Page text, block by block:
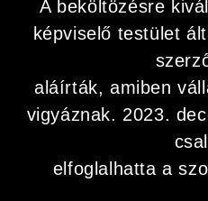
A beköltözésre
képviselő testület
aláírták, amiben
vigyáznak. 2023.
elfoglalhatta a